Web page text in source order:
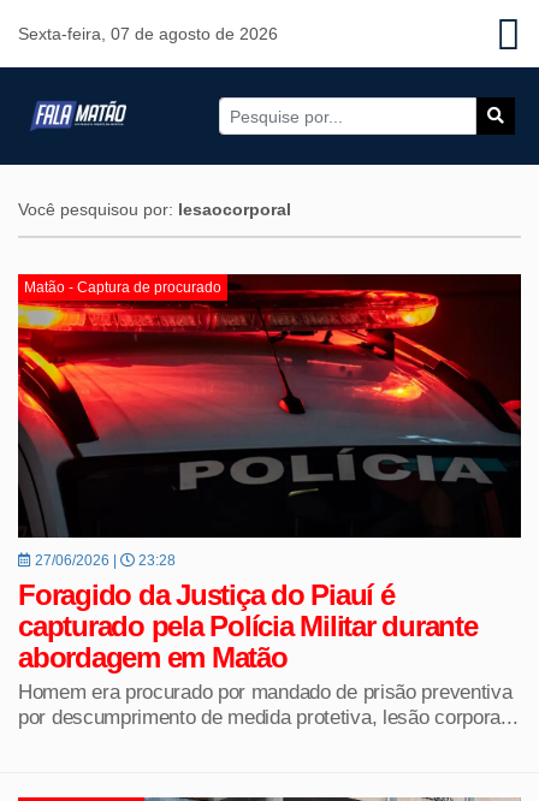
Sexta-feira, 07 de agosto de 2026
Você pesquisou por: lesaocorporal
Matão - Captura de procurado
27/06/2026 | 23:28
Foragido da Justiça do Piauí é
capturado pela Polícia Militar durante
abordagem em Matão
Homem era procurado por mandado de prisão preventiva
por descumprimento de medida protetiva, lesão corpora...